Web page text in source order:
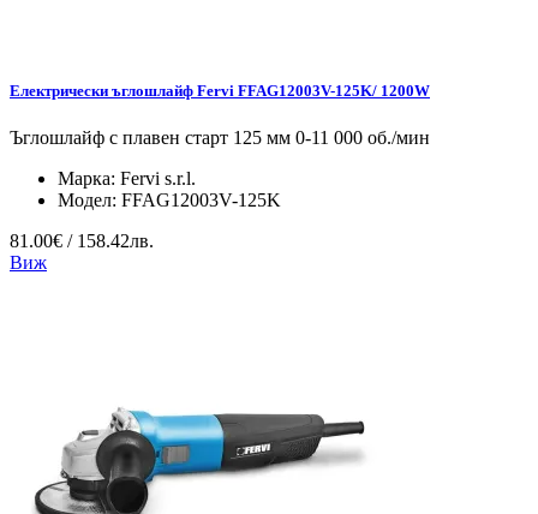
Електрически ъглошлайф Fervi FFAG12003V-125K/ 1200W
Ъглошлайф с плавен старт 125 мм 0-11 000 об./мин
Марка: Fervi s.r.l.
Модел: FFAG12003V-125K
81.00€ / 158.42лв.
Виж